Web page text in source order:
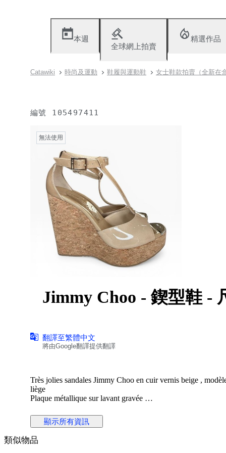
本週
全球網上拍賣
精選作品
Catawiki 時尚及運動 鞋履與運動鞋 女士鞋款拍賣（全新在盒
編號 105497411
無法使用
Jimmy Choo - 鍥型鞋 -
翻譯至繁體中文
將由Google翻譯提供翻譯
Très jolies sandales Jimmy Choo en cuir vernis beige ,
liège
Plaque métallique sur lavant gravée
Une pièce estivale chic et raffinée, parfaite pour allier
tout en restant très stable et agréable à porter, tandis que les
Le contraste entre le daim doux et la semelle tressée aux
顯示所有資訊
類似物品